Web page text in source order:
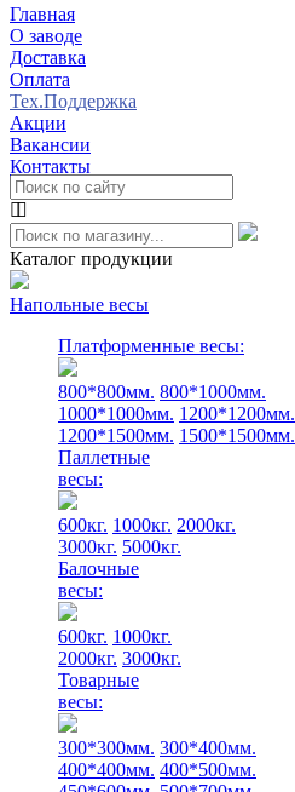
Главная
О заводе
Доставка
Оплата
Тех.Поддержка
Акции
Вакансии
Контакты
Каталог продукции
Напольные весы
Платформенные весы:
800*800мм. 800*1000мм.
1000*1000мм. 1200*1200мм.
1200*1500мм. 1500*1500мм.
Паллетные
весы:
600кг. 1000кг. 2000кг.
3000кг. 5000кг.
Балочные
весы:
600кг. 1000кг.
2000кг. 3000кг.
Товарные
весы:
300*300мм. 300*400мм.
400*400мм. 400*500мм.